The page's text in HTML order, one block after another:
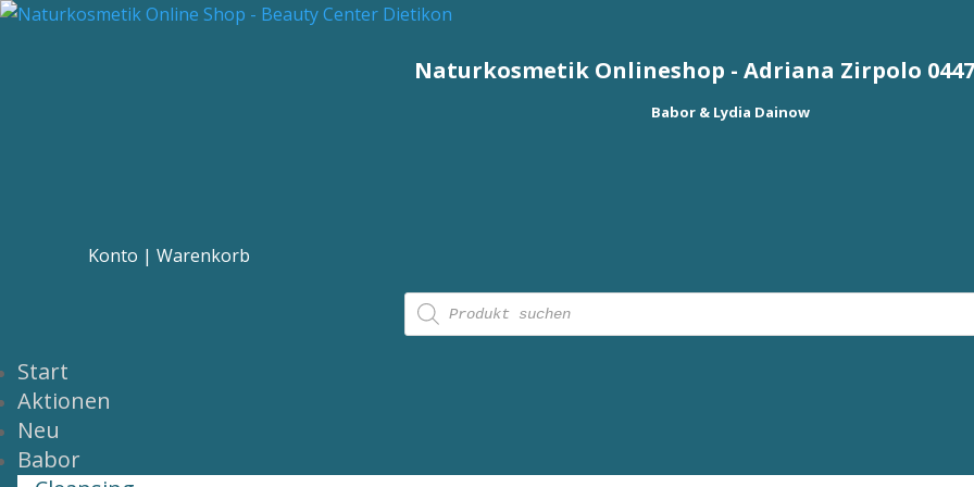
Naturkosmetik Onlineshop - Adriana Zirpolo
Babor & Lydia Dainow
Konto | Warenkorb
Products
search
Start
Aktionen
Neu
Babor